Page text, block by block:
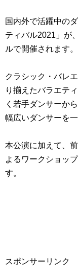
国内外で活躍中の
ティバル2021」が
ルで開催されます。
クラシック・バレ
り揃えたバラエテ
く若手ダンサーか
幅広いダンサーを
本公演に加えて、
よるワークショッ
す。
スポンサーリンク